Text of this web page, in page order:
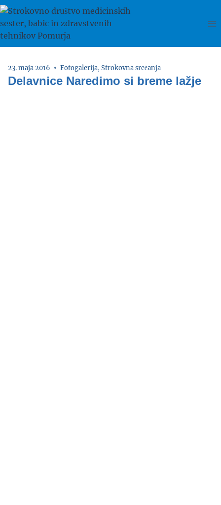
Skip
content
23. maja 2016 Fotogalerija, Strokovna srečanja
Delavnice Naredimo si breme lažje